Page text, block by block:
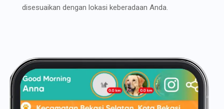
disesuaikan dengan lokasi keberadaan Anda.